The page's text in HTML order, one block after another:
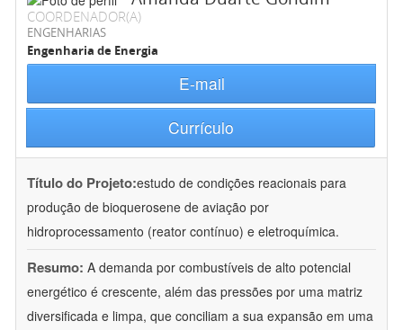
COORDENADOR(A)
ENGENHARIAS
Engenharia de Energia
E-mail
Currículo
Título do Projeto:estudo de condições reacionais para
produção de bioquerosene de aviação por
hidroprocessamento (reator contínuo) e eletroquímica.
Resumo: A demanda por combustíveis de alto potencial
energético é crescente, além das pressões por uma matriz
diversificada e limpa, que conciliam a sua expansão em uma